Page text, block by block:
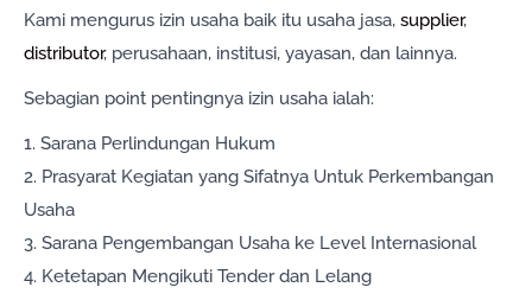
Kami mengurus izin usaha baik itu usaha jasa, supplier,
distributor, perusahaan, institusi, yayasan, dan lainnya.
Sebagian point pentingnya izin usaha ialah:
1. Sarana Perlindungan Hukum
2. Prasyarat Kegiatan yang Sifatnya Untuk Perkembangan
Usaha
3. Sarana Pengembangan Usaha ke Level Internasional
4. Ketetapan Mengikuti Tender dan Lelang